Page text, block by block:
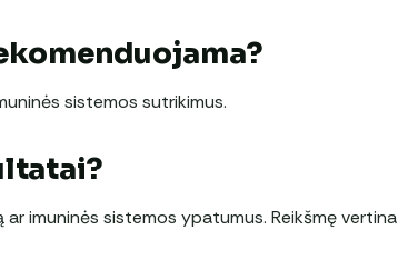
sistemos sutrikimus.
imuninės sistemos ypatumus. Reikšmę vertina